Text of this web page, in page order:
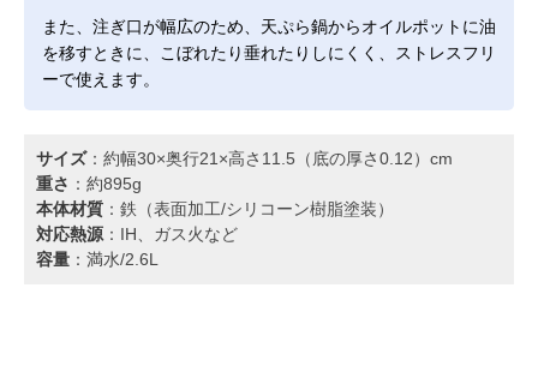
また、注ぎ口が幅広のため、天ぷら鍋からオイルポットに油
を移すときに、こぼれたり垂れたりしにくく、ストレスフリ
ーで使えます。
サイズ：約幅30×奥行21×高さ11.5（底の厚さ0.12）cm
重さ ：約895g
本体材質 ：鉄（表面加工/シリコーン樹脂塗装）
対応熱源 ：IH、ガス火など
容量 ：満水/2.6L